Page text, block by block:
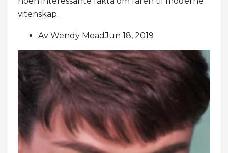
vitenskap.
Av Wendy MeadJun 18, 2019